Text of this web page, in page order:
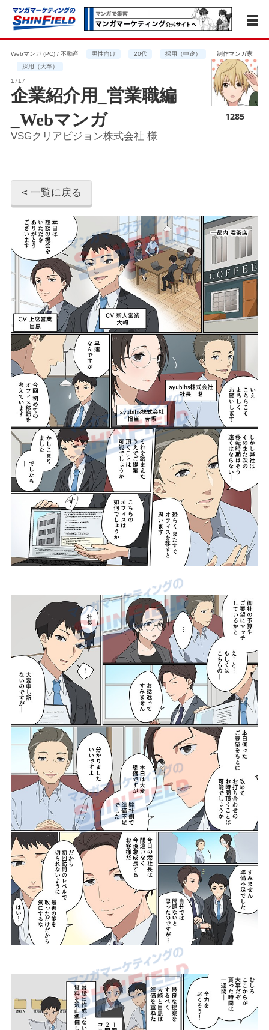
Webマンガ (PC) / 不動産 男性向け 20代
採用（中途）
採用（大卒）
1717
企業紹介用_営業職編
_Webマンガ
VSGクリアビジョン株式会社 様
制作マンガ家
1285
< 一覧に戻る